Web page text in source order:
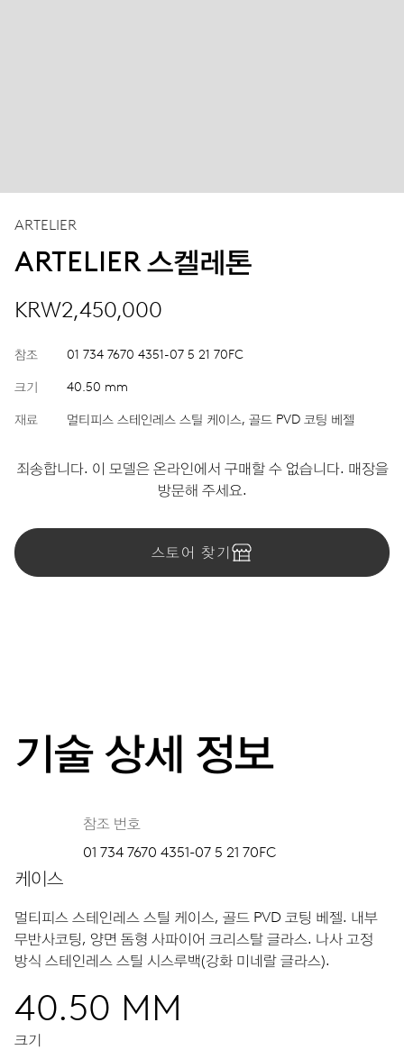
ARTELIER
ARTELIER 스켈레톤
KRW2,450,000
참조 01 734 7670 4351-07 5 21 70FC
크기 40.50 mm
재료 멀티피스 스테인레스 스틸 케이스, 골드 PVD 코팅 베젤
죄송합니다. 이 모델은 온라인에서 구매할 수 없습니다. 매장을
방문해 주세요.
스토어 찾기
기술 상세 정보
참조 번호
01 734 7670 4351-07 5 21 70FC
케이스
멀티피스 스테인레스 스틸 케이스, 골드 PVD 코팅 베젤. 내부
무반사코팅, 양면 돔형 사파이어 크리스탈 글라스. 나사 고정
방식 스테인레스 스틸 시스루백(강화 미네랄 글라스).
40.50 MM
크기